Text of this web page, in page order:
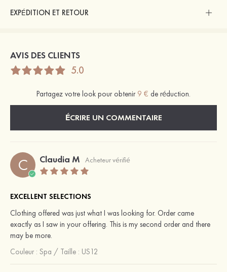
EXPÉDITION ET RETOUR
AVIS DES CLIENTS
5.0
Partagez votre look pour obtenir 9 € de réduction.
ÉCRIRE UN COMMENTAIRE
C Claudia M Acheteur vérifié
EXCELLENT SELECTIONS
Clothing offered was just what I was looking for. Order came
exactly as I saw in your offering. This is my second order and there
may be more.
Couleur : Spa / Taille : US12